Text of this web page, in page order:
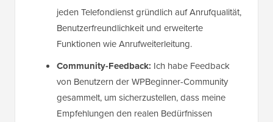
jeden Telefondienst gründlich auf Anrufqualität,
Benutzerfreundlichkeit und erweiterte
Funktionen wie Anrufweiterleitung.
Community-Feedback: Ich habe Feedback
von Benutzern der WPBeginner-Community
gesammelt, um sicherzustellen, dass meine
Empfehlungen den realen Bedürfnissen